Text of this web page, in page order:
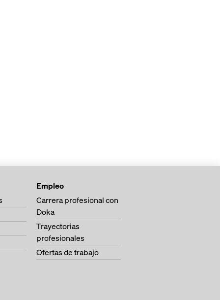
Empleo
Carrera profesional con
Doka
Trayectorias
profesionales
Ofertas de trabajo